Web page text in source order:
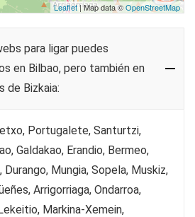
Leaflet| Map data ©OpenStreetMap
para ligar puedes
en Bilbao, pero también en
de Bizkaia:
Portugalete, Santurtzi,
Galdakao, Erandio, Bermeo,
Mungia, Sopela, Muskiz,
Arrigorriaga, Ondarroa,
Markina-Xemein,